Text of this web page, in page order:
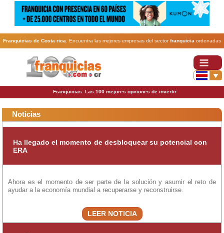
Franquicias de Costa rica . Encuentra las mejores empresas del sectorfranquicia ordenadas
por actividad. En www.100franquicias.cr encontrarás las más rentables, baratas y
Franquicias. Las 100 mejores opciones de invertir
Noticias
Ha llegado el momento de desbloquear su potencial con
ERA
Ahora es el momento de ser parte de la solución y asumir el reto de
ayudar a la economía mundial a recuperarse y reconstruirse.
LEER NOTICIA